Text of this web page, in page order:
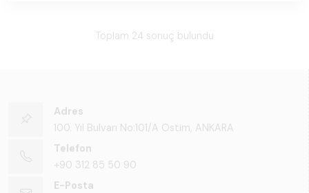
Toplam 24 sonuç bulundu
Adres
100. Yıl Bulvarı No:101/A Ostim, ANKARA
Telefon
+90 312 85 50 90
E-Posta